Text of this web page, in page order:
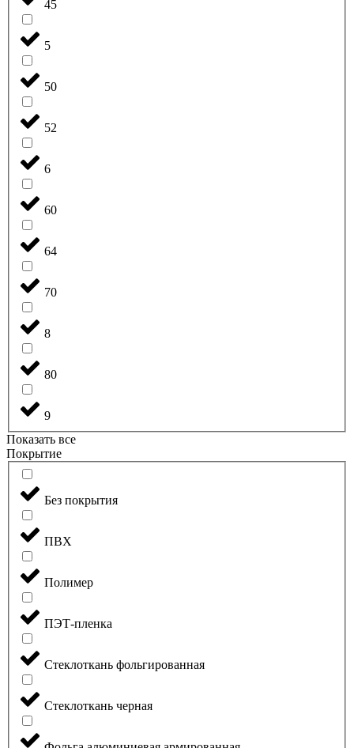
45
5
50
52
6
60
64
70
8
80
9
Показать все
Покрытие
Без покрытия
ПВХ
Полимер
ПЭТ-пленка
Стеклоткань фольгированная
Стеклоткань черная